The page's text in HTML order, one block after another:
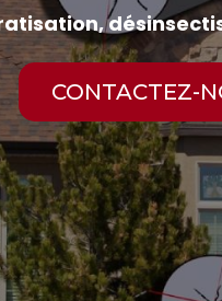
CONTACTEZ-